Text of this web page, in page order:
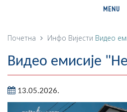
MENU
О
Историја
Географија
Насељена мјеста
Почетна Инфо Вијести Видео
Видео емисије
13.05.2026.